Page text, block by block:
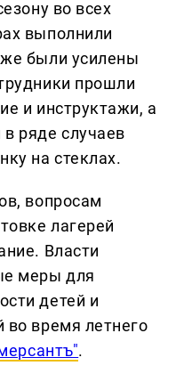
во всех
выполнили
были усилены
прошли
и инструктажи, а
ряде случаев
на стеклах.
вопросам
лагерей
Власти
меры для
детей и
во время летнего
.